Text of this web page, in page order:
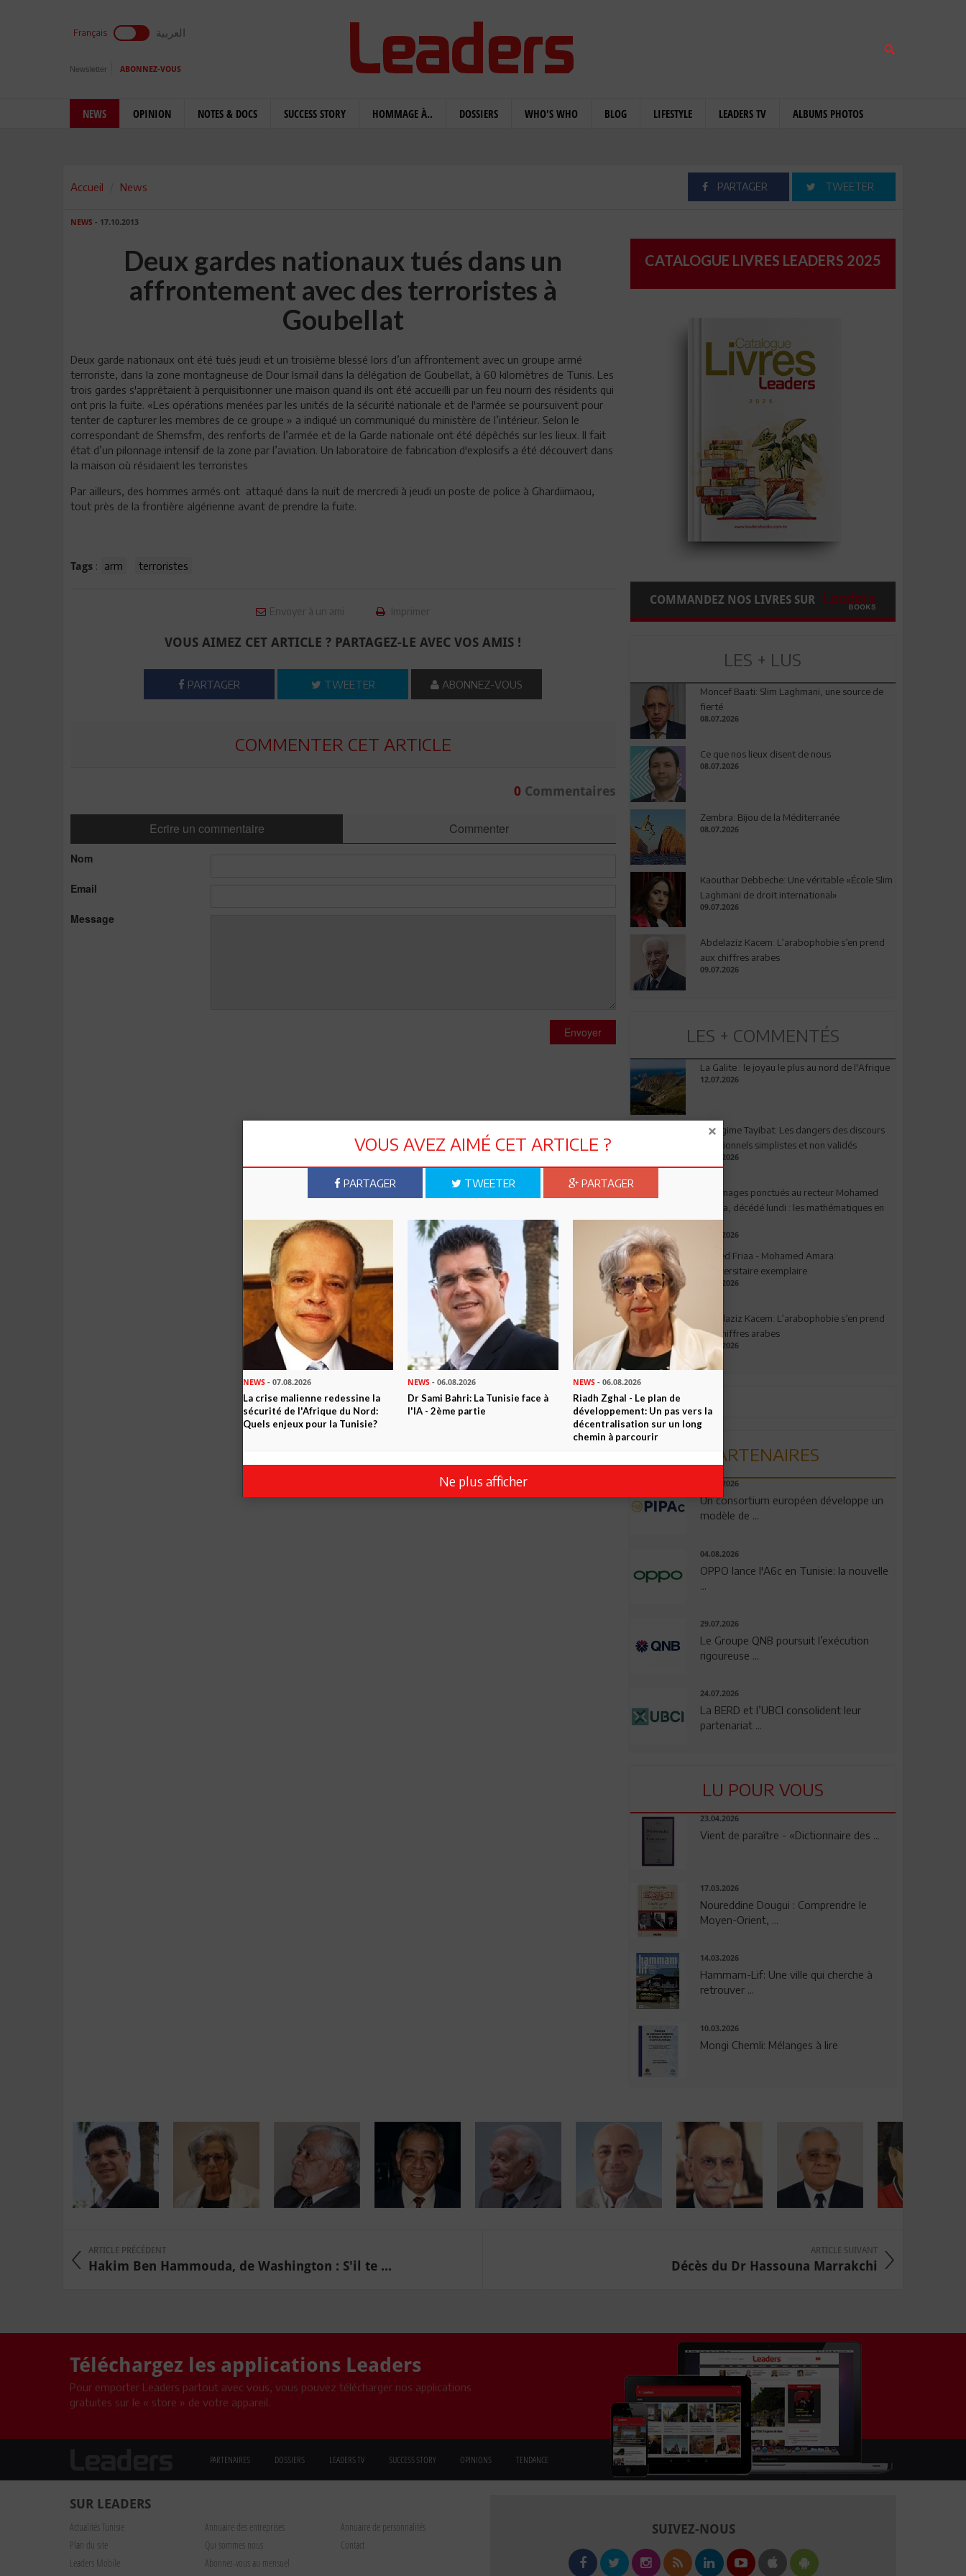
Français العربية
Newsletter ABONNEZ-VOUS
NEWS OPINION NOTES & DOCS SUCCESS STORY HOMMAGE À.. DOSSIERS WHO'S WHO BLOG LIFESTYLE LEADERS TV ALBUMS PHOTOS
Accueil News PARTAGER TWEETER
NEWS - 17.10.2013
Deux gardes nationaux tués dans un
affrontement avec des terroristes à
Goubellat
Deux garde nationaux ont été tués jeudi et un troisième blessé lors d’un affrontement avec un groupe armé
terroriste, dans la zone montagneuse de Dour Ismaïl dans la délégation de Goubellat, à 60 kilomètres de Tunis. Les
trois gardes s'apprêtaient à perquisitionner une maison quand ils ont été accueilli par un feu nourri des résidents qui
ont pris la fuite. «Les opérations menées par les unités de la sécurité nationale et de l'armée se poursuivent pour
tenter de capturer les membres de ce groupe » a indiqué un communiqué du ministère de l’intérieur. Selon le
correspondant de Shemsfm, des renforts de l’armée et de la Garde nationale ont été dépêchés sur les lieux. Il fait
état d’un pilonnage intensif de la zone par l’aviation. Un laboratoire de fabrication d'explosifs a été découvert dans
la maison où résidaient les terroristes
Par ailleurs, des hommes armés ont attaqué dans la nuit de mercredi à jeudi un poste de police à Ghardiimaou,
tout près de la frontière algérienne avant de prendre la fuite.
Tags : arm terroristes
Envoyer à un ami Imprimer
VOUS AIMEZ CET ARTICLE ? PARTAGEZ-LE AVEC VOS AMIS !
PARTAGER TWEETER ABONNEZ-VOUS
COMMENTER CET ARTICLE
0Commentaires
Ecrire un commentaire Commenter
Nom
Email
Message
Envoyer
CATALOGUE LIVRES LEADERS 2025
COMMANDEZ NOS LIVRES SUR
LES + LUS
Moncef Baati: Slim Laghmani, une source de
fierté
08.07.2026
Ce que nos lieux disent de nous
08.07.2026
Zembra: Bijou de la Méditerranée
08.07.2026
Kaouthar Debbeche: Une véritable «École Slim
Laghmani de droit international»
09.07.2026
Abdelaziz Kacem: L’arabophobie s’en prend
aux chiffres arabes
09.07.2026
LES + COMMENTÉS
La Galite : le joyau le plus au nord de l'Afrique
12.07.2026
Le régime Tayibat: Les dangers des discours
nutritionnels simplistes et non validés
09.07.2026
Hommages ponctués au recteur Mohamed
Amara, décédé lundi : les mathématiques en
deuil
03.08.2026
Ahmed Friaa - Mohamed Amara:
l’Universitaire exemplaire
04.08.2026
Abdelaziz Kacem: L’arabophobie s’en prend
aux chiffres arabes
09.07.2026
PARTENAIRES
06.08.2026
Un consortium européen développe un
modèle de ...
04.08.2026
OPPO lance l'A6c en Tunisie: la nouvelle
...
29.07.2026
Le Groupe QNB poursuit l’exécution
rigoureuse ...
24.07.2026
La BERD et l’UBCI consolident leur
partenariat ...
LU POUR VOUS
23.04.2026
Vient de paraître - «Dictionnaire des ...
17.03.2026
Noureddine Dougui : Comprendre le
Moyen-Orient, ...
14.03.2026
Hammam-Lif: Une ville qui cherche à
retrouver ...
10.03.2026
Mongi Chemli: Mélanges à lire
ARTICLE PRÉCÉDENT
Hakim Ben Hammouda, de Washington : S'il te ...
ARTICLE SUIVANT
Décès du Dr Hassouna Marrakchi
Téléchargez les applications Leaders
Pour emporter Leaders partout avec vous, vous pouvez télécharger nos applications
gratuites sur le « store » de votre appareil.
PARTENAIRES DOSSIERS LEADERS TV SUCCESS STORY OPINIONS TENDANCE
SUR LEADERS
Actualités Tunisie Annuaire des entreprises
Annuaire de personnalités
Plan du site
Qui sommes nous
Contact
Leaders Mobile
Abonnez-vous au mensuel
SUIVEZ-NOUS
VOUS AVEZ AIMÉ CET ARTICLE ?
PARTAGER TWEETER PARTAGER
NEWS - 07.08.2026
La crise malienne redessine la
sécurité de l'Afrique du Nord:
Quels enjeux pour la Tunisie?
NEWS - 06.08.2026
Dr Sami Bahri: La Tunisie face à
l'IA - 2ème partie
NEWS- 06.08.2026
Riadh Zghal - Le plan de
développement: Un pas vers la
décentralisation sur un long
chemin à parcourir
Ne plus afficher